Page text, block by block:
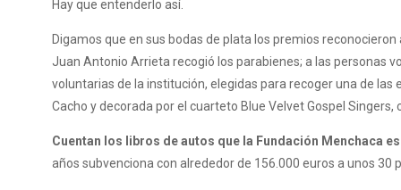
Hay que entenderlo así.
Digamos que en sus bodas de plata los premios
Juan Antonio Arrieta recogió los parabienes; a las personas
voluntarias de la institución, elegidas para recoger una de
Cacho y decorada por el cuarteto Blue Velvet Gospel
Cuentan los libros de autos que la Fundación Menchaca
años subvenciona con alrededor de 156.000 euros a unos